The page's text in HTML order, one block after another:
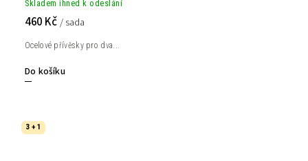
Skladem ihned k odeslání
460 Kč / sada
Do košíku
Ocelové přívěsky pro dva...
3 + 1